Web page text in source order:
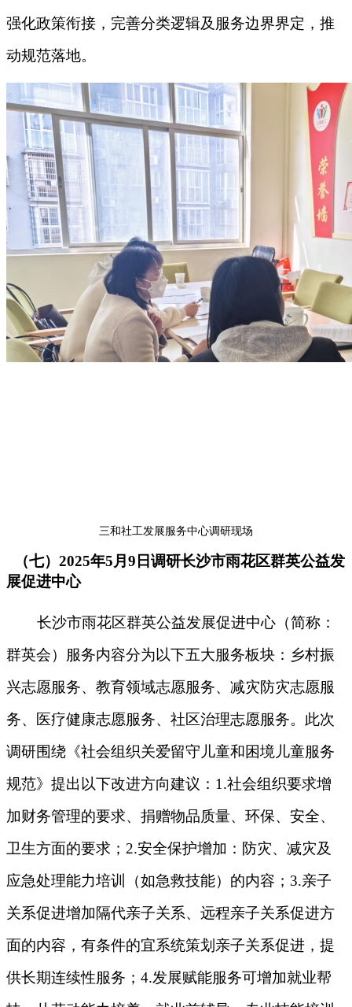
强化政策衔接，完善分类逻辑及服务边界界定，推
动规范落地。
三和社工发展服务中心调研现场
（七）2025年5月9日调研长沙市雨花区群英公益发
展促进中心
长沙市雨花区群英公益发展促进中心（简称：
群英会）服务内容分为以下五大服务板块：乡村振
兴志愿服务、教育领域志愿服务、减灾防灾志愿服
务、医疗健康志愿服务、社区治理志愿服务。此次
调研围绕《社会组织关爱留守儿童和困境儿童服务
规范》提出以下改进方向建议：1.社会组织要求增
加财务管理的要求、捐赠物品质量、环保、安全、
卫生方面的要求；2.安全保护增加：防灾、减灾及
应急处理能力培训（如急救技能）的内容；3.亲子
关系促进增加隔代亲子关系、远程亲子关系促进方
面的内容，有条件的宜系统策划亲子关系促进，提
供长期连续性服务；4.发展赋能服务可增加就业帮